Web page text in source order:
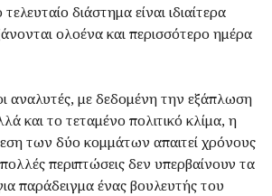
διάστημα είναι ιδιαίτερα
ολοένα και περισσότερο ημέρα
αναλυτές, με δεδομένη την εξάπλωση
και το τεταμένο πολιτικό κλίμα, η
των δύο κομμάτων απαιτεί χρόνους
περιπτώσεις δεν υπερβαίνουν τα
παράδειγμα ένας βουλευτής του